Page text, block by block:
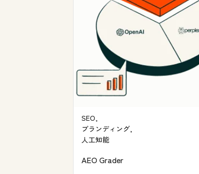
SEO,
ブランディング,
人工知能
AEO Grader